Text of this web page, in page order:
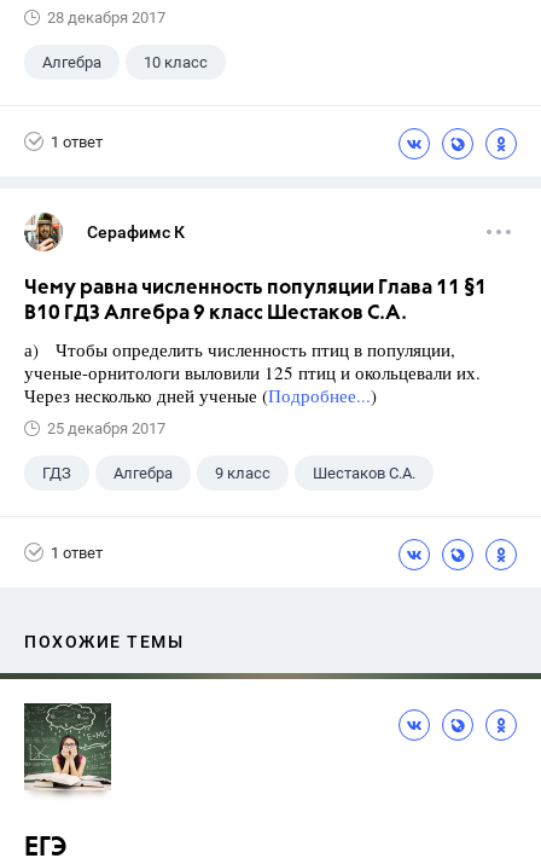
28 декабря 2017
Алгебра 10 класс
1 ответ
Серафимс К
Чему равна численность популяции Глава 11 §1
B10 ГДЗ Алгебра 9 класс Шестаков С.А.
а) Чтобы определить численность птиц в популяции,
ученые-орнитологи выловили 125 птиц и окольцевали их.
Через несколько дней ученые (Подробнее...)
25 декабря 2017
ГДЗ Алгебра 9 класс Шестаков С.А.
1 ответ
ПОХОЖИЕ ТЕМЫ
ЕГЭ